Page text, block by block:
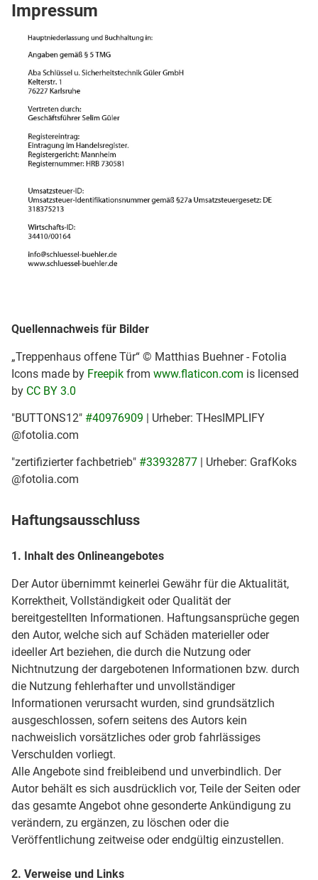
Impressum
Quellennachweis für Bilder
„Treppenhaus offene Tür“ © Matthias Buehner - Fotolia
Icons made by Freepik from www.flaticon.com is licensed
by CC BY 3.0
"BUTTONS12" #40976909 | Urheber: THesIMPLIFY
@fotolia.com
"zertifizierter fachbetrieb" #33932877 | Urheber: GrafKoks
@fotolia.com
Haftungsausschluss
1. Inhalt des Onlineangebotes
Der Autor übernimmt keinerlei Gewähr für die Aktualität,
Korrektheit, Vollständigkeit oder Qualität der
bereitgestellten Informationen. Haftungsansprüche gegen
den Autor, welche sich auf Schäden materieller oder
ideeller Art beziehen, die durch die Nutzung oder
Nichtnutzung der dargebotenen Informationen bzw. durch
die Nutzung fehlerhafter und unvollständiger
Informationen verursacht wurden, sind grundsätzlich
ausgeschlossen, sofern seitens des Autors kein
nachweislich vorsätzliches oder grob fahrlässiges
Verschulden vorliegt.
Alle Angebote sind freibleibend und unverbindlich. Der
Autor behält es sich ausdrücklich vor, Teile der Seiten oder
das gesamte Angebot ohne gesonderte Ankündigung zu
verändern, zu ergänzen, zu löschen oder die
Veröffentlichung zeitweise oder endgültig einzustellen.
2. Verweise und Links